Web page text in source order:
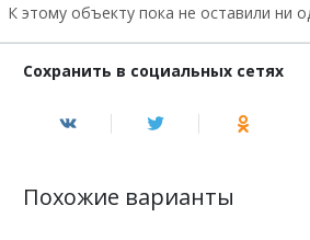
К этому объекту пока не оставили ни
Сохранить в социальных сетях
Похожие варианты